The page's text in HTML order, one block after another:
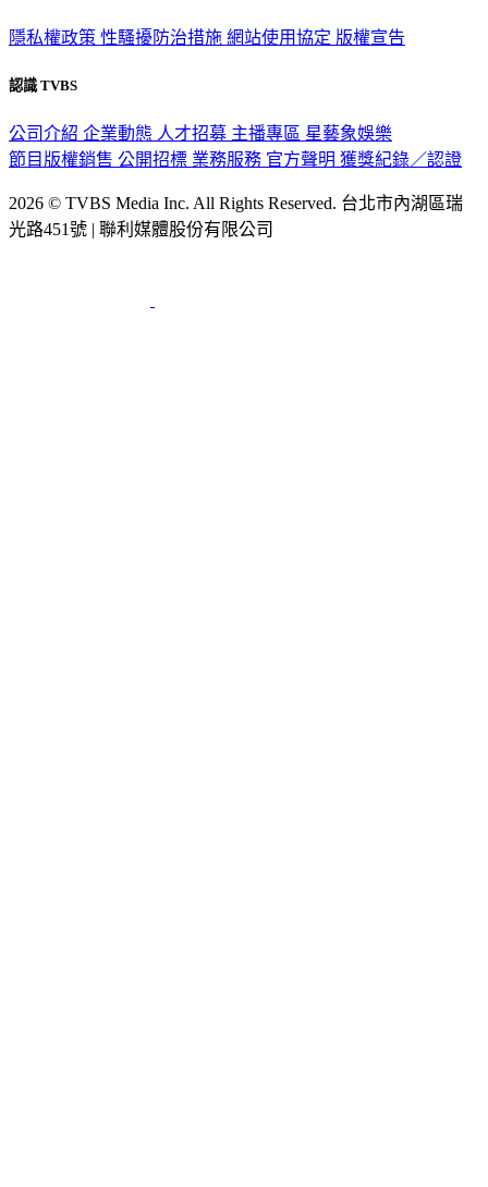
隱私權政策 性騷擾防治措施 網站使用協定 版權宣告
認識 TVBS
公司介紹 企業動態 人才招募 主播專區 星藝象娛樂
節目版權銷售 公開招標 業務服務 官方聲明 獲獎紀錄／認證
2026 © TVBS Media Inc. All Rights Reserved. 台北市內湖區瑞
光路451號 | 聯利媒體股份有限公司